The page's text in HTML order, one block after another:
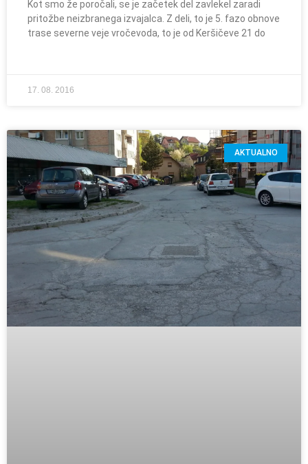
Kot smo že poročali, se je začetek del zavlekel zaradi
pritožbe neizbranega izvajalca. Z deli, to je 5. fazo obnove
trase severne veje vročevoda, to je od Keršičeve 21 do
17. 08. 2016
AKTUALNO